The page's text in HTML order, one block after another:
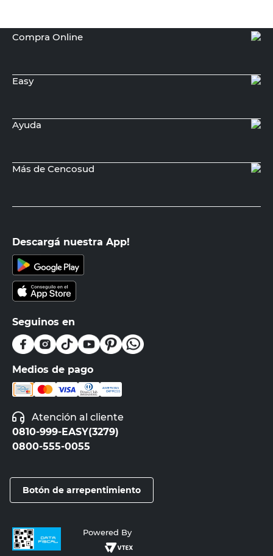
Compra Online
Easy
Ayuda
Más de Cencosud
Descargá nuestra App!
Seguinos en
Medios de pago
Atención al cliente
0810-999-EASY(3279)
0800-555-0055
Botón de arrepentimiento
Powered By